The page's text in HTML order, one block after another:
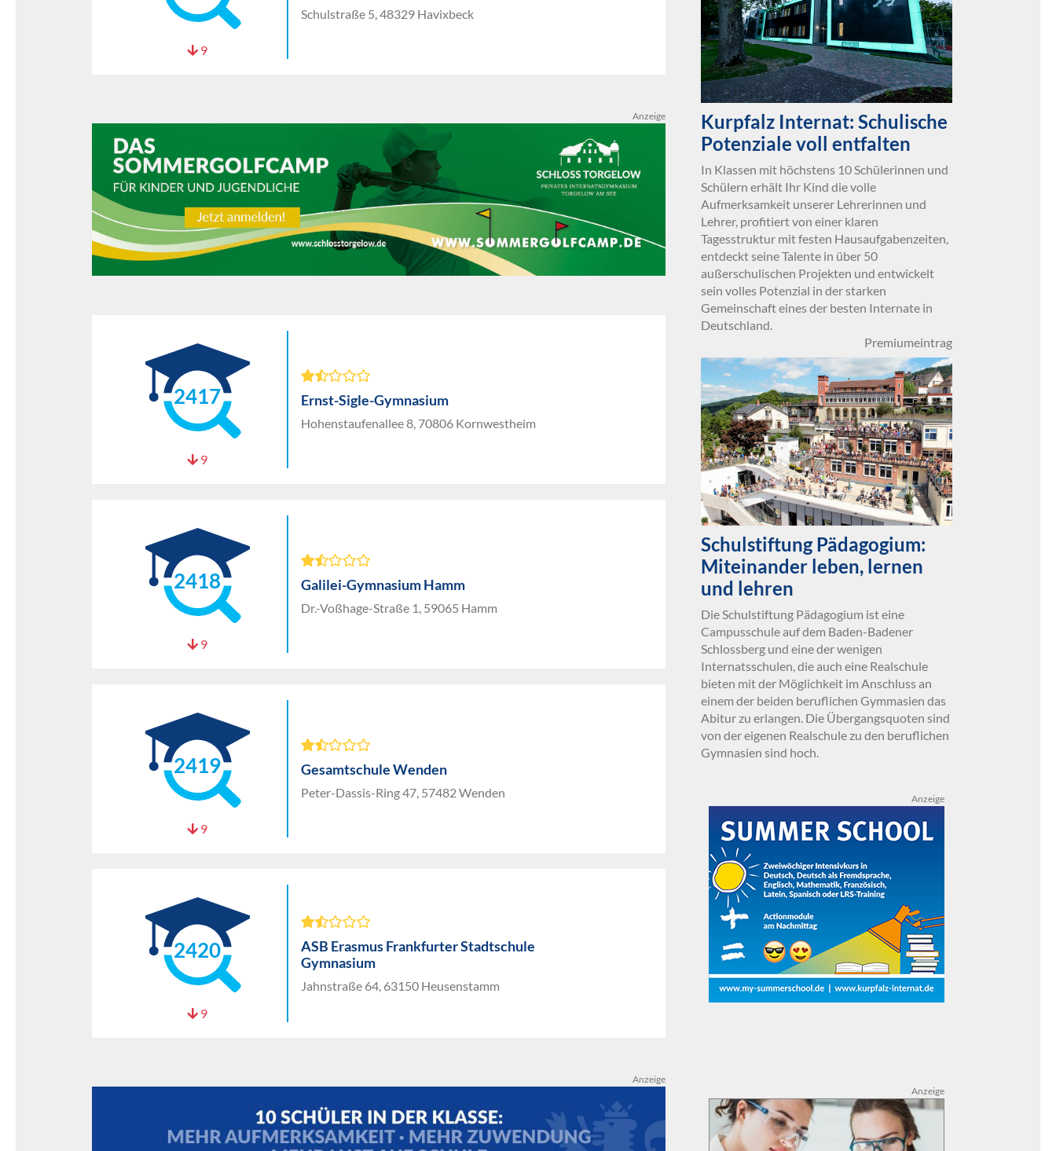
9
Schulstraße 5, 48329 Havixbeck
Anzeige
2417
9
Ernst-Sigle-Gymnasium
Hohenstaufenallee 8, 70806 Kornwestheim
2418
9
Galilei-Gymnasium Hamm
Dr.-Voßhage-Straße 1, 59065 Hamm
2419
9
Gesamtschule Wenden
Peter-Dassis-Ring 47, 57482 Wenden
2420
9
ASB Erasmus Frankfurter Stadtschule
Gymnasium
Jahnstraße 64, 63150 Heusenstamm
Anzeige
Kurpfalz Internat: Schulische
Potenziale voll entfalten
In Klassen mit höchstens 10 Schülerinnen und
Schülern erhält Ihr Kind die volle
Aufmerksamkeit unserer Lehrerinnen und
Lehrer, profitiert von einer klaren
Tagesstruktur mit festen Hausaufgabenzeiten,
entdeckt seine Talente in über 50
außerschulischen Projekten und entwickelt
sein volles Potenzial in der starken
Gemeinschaft eines der besten Internate in
Deutschland.
Premiumeintrag
Schulstiftung Pädagogium:
Miteinander leben, lernen
und lehren
Die Schulstiftung Pädagogium ist eine
Campusschule auf dem Baden-Badener
Schlossberg und eine der wenigen
Internatsschulen, die auch eine Realschule
bieten mit der Möglichkeit im Anschluss an
einem der beiden beruflichen Gymmasien das
Abitur zu erlangen. Die Übergangsquoten sind
von der eigenen Realschule zu den beruflichen
Gymnasien sind hoch.
Anzeige
Anzeige